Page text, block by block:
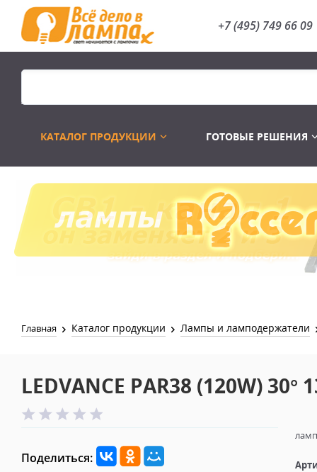
+7 (495) 749 66 09
КАТАЛОГ ПРОДУКЦИИ
Распродажа Лампы
ГОТОВЫЕ РЕШЕНИЯ
Главная Каталог продукции Лампы и ламподержатели
LEDVANCE PAR38 (120W) 30°
Поделиться: